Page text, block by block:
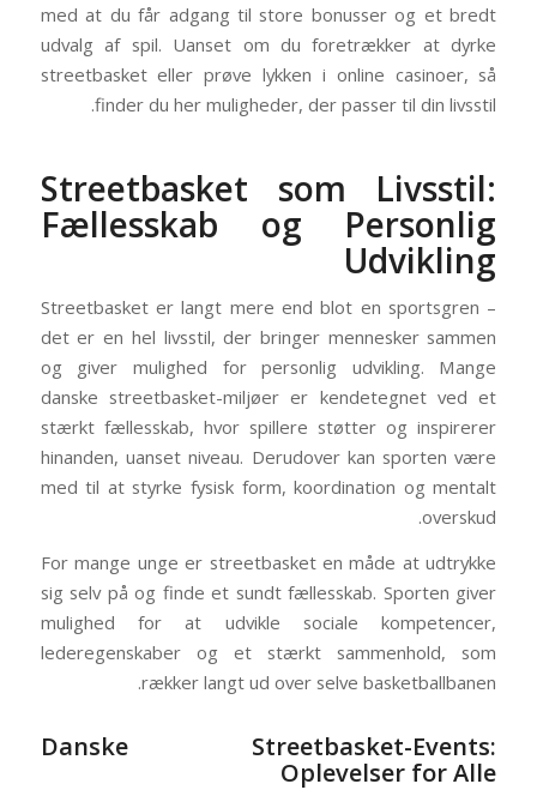
med at du får adgang til store bonusser og et bredt
udvalg af spil. Uanset om du foretrækker at dyrke
streetbasket eller prøve lykken i online casinoer, så
finder du her muligheder, der passer til din livsstil.
Streetbasket som Livsstil:
Fællesskab og Personlig
Udvikling
Streetbasket er langt mere end blot en sportsgren –
det er en hel livsstil, der bringer mennesker sammen
og giver mulighed for personlig udvikling. Mange
danske streetbasket-miljøer er kendetegnet ved et
stærkt fællesskab, hvor spillere støtter og inspirerer
hinanden, uanset niveau. Derudover kan sporten være
med til at styrke fysisk form, koordination og mentalt
overskud.
For mange unge er streetbasket en måde at udtrykke
sig selv på og finde et sundt fællesskab. Sporten giver
mulighed for at udvikle sociale kompetencer,
lederegenskaber og et stærkt sammenhold, som
rækker langt ud over selve basketballbanen.
Danske Streetbasket-Events:
Oplevelser for Alle